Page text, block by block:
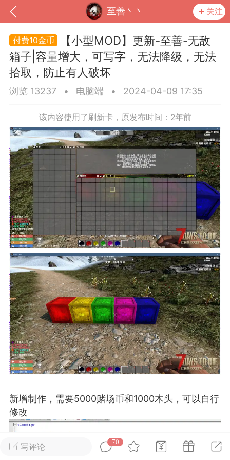
至善丶丶 关注
我的钱包 排行榜
MOD下载 攻略教程 联机招募
大人
Lv.8
02-10 15:45
电脑端 其他&工具
卖挂
禁止发布联机可用的作弊模组，
单机辅助引流私下售卖服务器外挂！
作弊模组的发布规范近期收到一些信息
作弊模组在联机服务器使用,为了维护游
环境，中文网特此发布以下声明，规范
模组的发布行为：1. *...
72 2.21w
大人
Lv.8
写评论
70
10金币
【小型MOD】更新-至善-无敌
箱子|容量增大，可写字，无法降级，无法
拾取，防止有人破坏
浏览 13237 • 电脑端 • 2024-04-09 17:35
该内容使用了刷新卡，原发布时间：2年前
新增制作，需要5000赌场币和1000木头，可以自行
修改